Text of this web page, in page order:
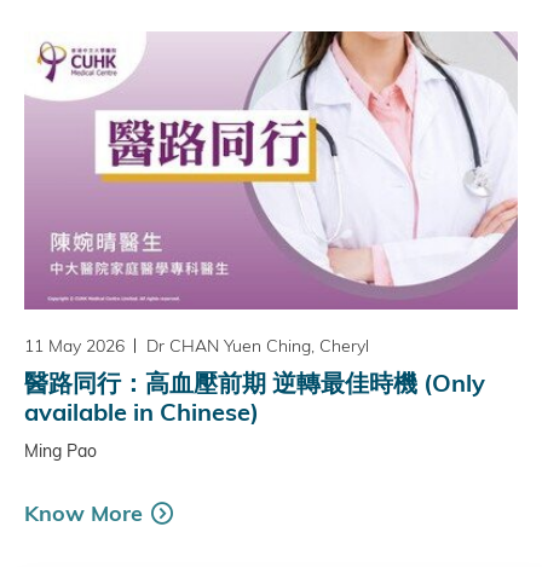
11 May 2026 Dr CHAN Yuen Ching, Cheryl
醫路同行：高血壓前期 逆轉最佳時機 (Only
available in Chinese)
Ming Pao
Know More